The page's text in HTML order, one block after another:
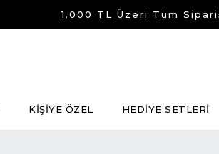
1.000 TL Üzeri Tüm
KİŞİYE ÖZEL HEDİYE SETLERİ